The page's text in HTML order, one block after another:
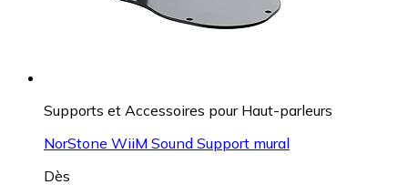
Supports et Accessoires pour Haut-parleurs
NorStone WiiM Sound Support mural
Dès